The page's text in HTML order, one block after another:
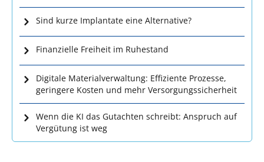
Sind kurze Implantate eine Alternative?
Finanzielle Freiheit im Ruhestand
Digitale Materialverwaltung: Effiziente Prozesse,
geringere Kosten und mehr Versorgungssicherheit
Wenn die KI das Gutachten schreibt: Anspruch auf
Vergütung ist weg